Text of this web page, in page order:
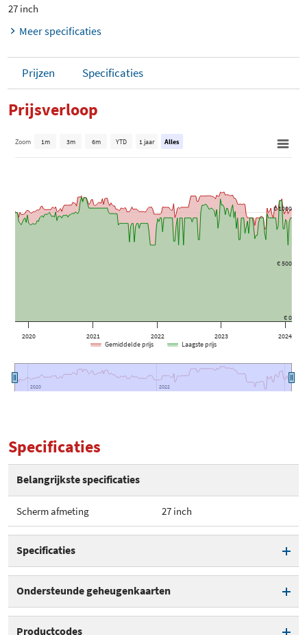
27 inch
Meer specificaties
Prijzen Specificaties
Prijsverloop
2020 2021 2022 2023 2024
2020
2020 2022
2022
€ 0
€ 500
€ 1000
Zoom 1m 3m 6m YTD 1 jaar Alles
Gemiddelde prijs Laagste prijs
Specificaties
Belangrijkste specificaties
Scherm afmeting 27 inch
Specificaties
Helderheid 300 cd/m²
Ondersteunde geheugenkaarten
Productcodes